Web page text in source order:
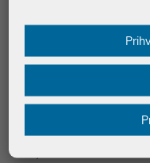
449,90 €